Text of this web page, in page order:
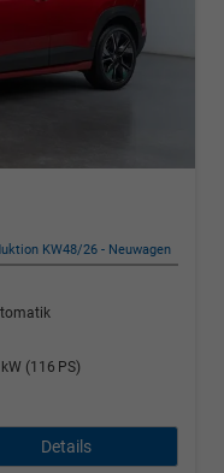
KW48/26 Neuwagen
(116 PS)
Details